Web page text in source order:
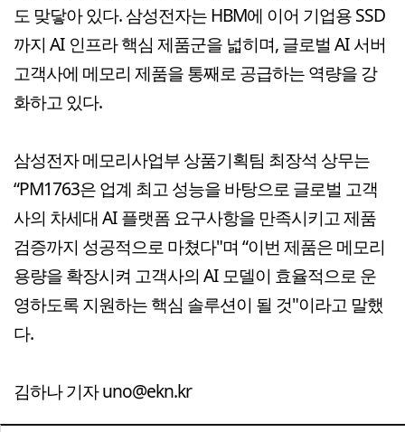
도 맞닿아 있다. 삼성전자는 HBM에 이어 기업용 SSD
까지 AI 인프라 핵심 제품군을 넓히며, 글로벌 AI 서버
고객사에 메모리 제품을 통째로 공급하는 역량을 강
화하고 있다.
삼성전자 메모리사업부 상품기획팀 최장석 상무는
“PM1763은 업계 최고 성능을 바탕으로 글로벌 고객
사의 차세대 AI 플랫폼 요구사항을 만족시키고 제품
검증까지 성공적으로 마쳤다"며 “이번 제품은 메모리
용량을 확장시켜 고객사의 AI 모델이 효율적으로 운
영하도록 지원하는 핵심 솔루션이 될 것"이라고 말했
다.
김하나 기자 uno@ekn.kr